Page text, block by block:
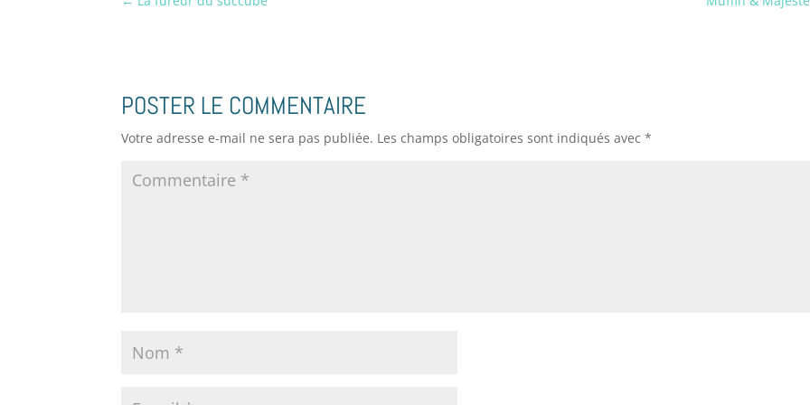
POSTER LE COMMENTAIRE
Votre adresse e-mail ne sera pas publiée. Les champs obligatoires sont indiqués avec*